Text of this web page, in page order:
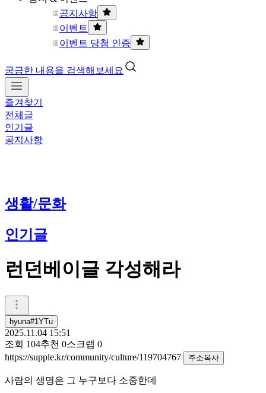
공지사항
이벤트
이벤트 당첨 인증
궁금한 내용을 검색해보세요
즐겨찾기
전체글
인기글
공지사항
생활/문화
인기글
런던베이글 각성해라
hyuna#1YTu
2025.11.04 15:51
조회 104추천 0스크랩 0
https://supple.kr/community/culture/119704767
주소복사
사람의 생명은 그 누구보다 소중한데